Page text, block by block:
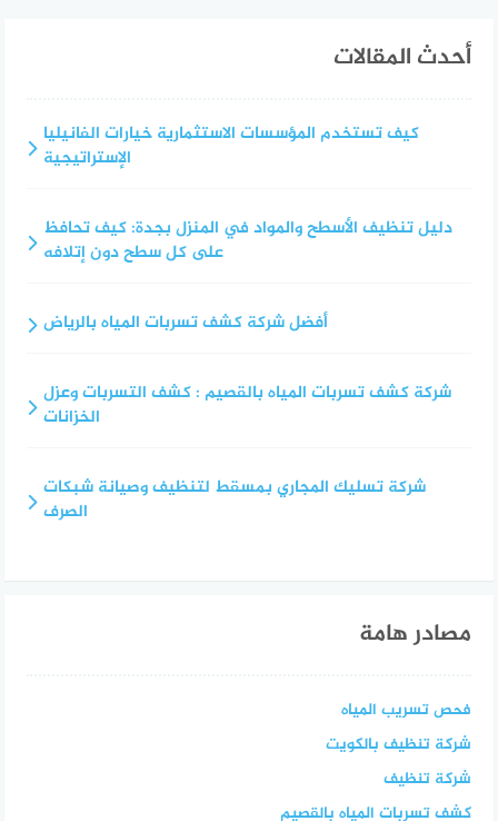
أحدث المقالات
كيف تستخدم المؤسسات الاستثمارية خيارات الفانيليا
الإستراتيجية
دليل تنظيف الأسطح والمواد في المنزل بجدة: كيف تحافظ
على كل سطح دون إتلافه
أفضل شركة كشف تسربات المياه بالرياض
شركة كشف تسربات المياه بالقصيم : كشف التسربات وعزل
الخزانات
شركة تسليك المجاري بمسقط لتنظيف وصيانة شبكات
الصرف
مصادر هامة
فحص تسريب المياه
شركة تنظيف بالكويت
شركة تنظيف
كشف تسربات المياه بالقصيم